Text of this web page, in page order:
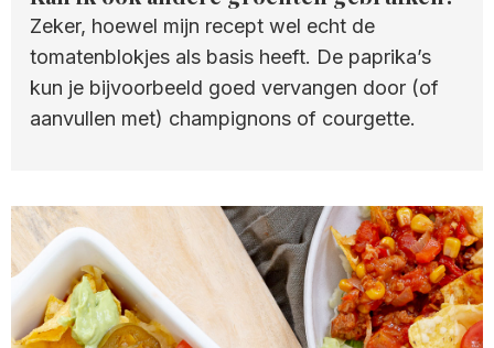
Zeker, hoewel mijn recept wel echt de
tomatenblokjes als basis heeft. De paprika’s
kun je bijvoorbeeld goed vervangen door (of
aanvullen met) champignons of courgette.